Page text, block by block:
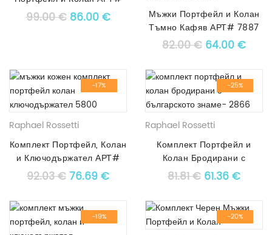
3290
99.00€ Original price was: 99.00 €.
86.00€Текущата цена е: 86.00 €.
Мъжки Портфейл и Колан
Тъмно Кафяв АРТ# 7887
82.00€ Original
64.00€
-17%
Raphael Rossetti
Комплект Портфейл, Колан
и Ключодържател АРТ#
5800
92.03€Original price was: 92.03 €.
76.69€Текущата цена е: 76.69 €.
-25%
Raphael Rossetti
Комплект Портфейл и
Колан Бродирани с
Българското Знаме АРТ#
81.81€ Original
61.36€
-19% -20%